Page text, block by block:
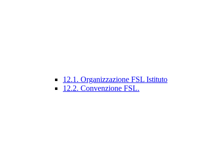
12.1. Organizzazione FSL Istituto
12.2. Convenzione FSL.